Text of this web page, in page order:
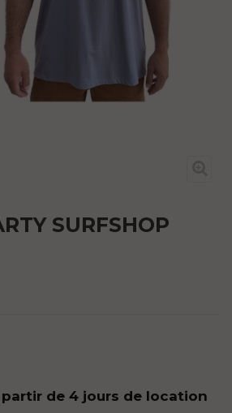
SURFSHOP
de 4 jours de location